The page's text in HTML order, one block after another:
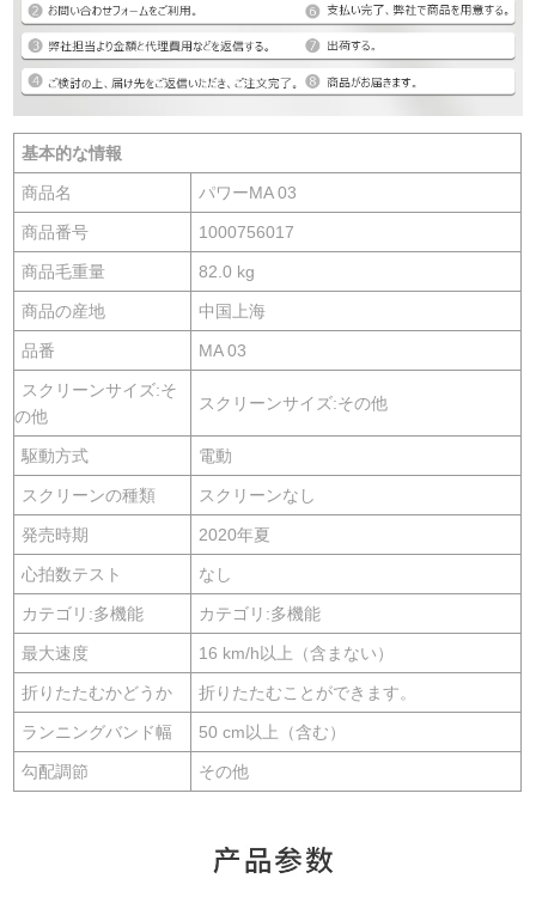
基本的な情報
商品名 パワーMA 03
商品番号 1000756017
商品毛重量 82.0 kg
商品の産地 中国上海
品番 MA 03
スクリーンサイズ:そ
の他
スクリーンサイズ:その他
駆動方式 電動
スクリーンの種類 スクリーンなし
発売時期 2020年夏
心拍数テスト なし
カテゴリ:多機能 カテゴリ:多機能
最大速度 16 km/h以上（含まない）
折りたたむかどうか 折りたたむことができます。
ランニングバンド幅 50 cm以上（含む）
勾配調節 その他